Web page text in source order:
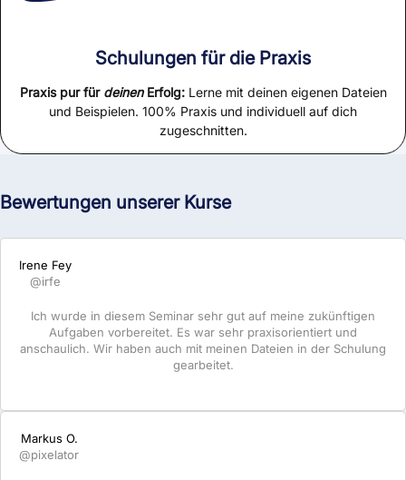
Schulungen für die Praxis
Praxis pur für deinen Erfolg: Lerne mit deinen eigenen Dateien
und Beispielen. 100% Praxis und individuell auf dich
zugeschnitten.
Bewertungen unserer Kurse
Irene Fey
@irfe
Ich wurde in diesem Seminar sehr gut auf meine zukünftigen
Aufgaben vorbereitet. Es war sehr praxisorientiert und
anschaulich. Wir haben auch mit meinen Dateien in der Schulung
gearbeitet.
Markus O.
@pixelator